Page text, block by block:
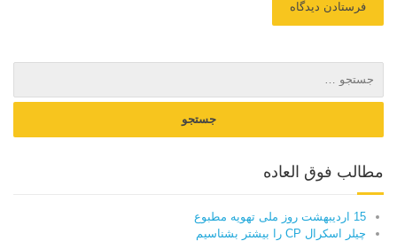
مطالب فوق العاده
15 اردیبهشت روز ملی تهویه مطبوع
چیلر اسکرال CP را بیشتر بشناسیم